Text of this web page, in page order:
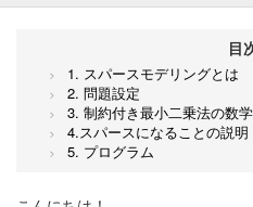
目
1. スパースモデリングとは
2. 問題設定
3. 制約付き最小二乗法の数
4.スパースになることの説明
5. プログラム